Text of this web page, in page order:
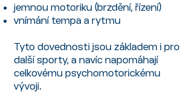
jemnou motoriku (brzdění, řízení)
vnímání tempa a rytmu
Tyto dovednosti jsou základem i pro
další sporty, a navíc napomáhají
celkovému psychomotorickému
vývoji.